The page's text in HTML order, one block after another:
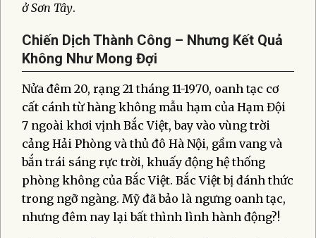
ở Sơn Tây.
Chiến Dịch Thành Công – Nhưng Kết Quả
Không Như Mong Đợi
Nửa đêm 20, rạng 21 tháng 11-1970, oanh tạc cơ
cất cánh từ hàng không mẫu hạm của Hạm Đội
7 ngoài khơi vịnh Bắc Việt, bay vào vùng trời
cảng Hải Phòng và thủ đô Hà Nội, gầm vang và
bắn trái sáng rực trời, khuấy động hệ thống
phòng không của Bắc Việt. Bắc Việt bị đánh thức
trong ngỡ ngàng. Mỹ đã bảo là ngưng oanh tạc,
nhưng đêm nay lại bất thình lình hành động?!